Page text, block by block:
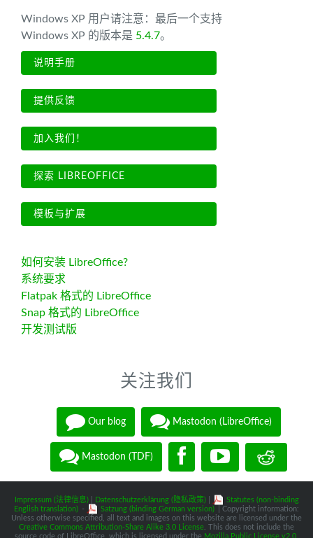
Windows XP 用户请注意：最后一个支持
Windows XP 的版本是 5.4.7。
说明手册
提供反馈
加入我们！
探索 LIBREOFFICE
模板与扩展
如何安装 LibreOffice?
系统要求
Flatpak 格式的 LibreOffice
Snap 格式的 LibreOffice
开发测试版
关注我们
Our blog Mastodon (LibreOffice)
Mastodon (TDF)
Impressum (法律信息)| Datenschutzerklärung (隐私政策)|
Statutes (non-binding
English translation) - Satzung (binding German version)
| Copyright information:
Unless otherwise specified, all text and images on this website are licensed under the
Creative Commons Attribution-Share Alike 3.0 License . This does not include the
source code of LibreOffice, which is licensed under the Mozilla Public License v2.0